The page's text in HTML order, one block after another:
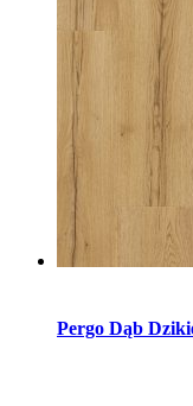
Pergo Dąb